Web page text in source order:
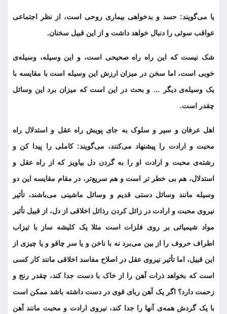
یا می‌گویند: حسد و بدخواهی بیماری روحی است، از نظر اجتماعی
عواقب سوئی را دنبال خواهد داشت و از این قبیل سخنان.
شک نیست که این راه راه صحیحی است، و این وسیله، وسیله‌ی
خوبی است، اما سخن در میزان ارزش این وسیله است با مقایسه با
یک وسیله‌ی دیگر … و بحث در این است که میزان برد این وسائل
چقدر است.
اهل عرفان و سیر و سلوک به جای پویش راه عقل و استدلال راه
محبت و ارادت را پیشنهاد می‌کنند، می‌گویند: کاملی را پیدا کن و
رشته‌ی محبت و ارادت او را به گردن دل بیاویز که از راه عقل و
استدلال، هم بی خطر تر است و هم سریع‌تر، در مقام مقایسه این دو
وسیله مانند وسائل دستی قدیم و وسائل ماشینی می‌باشند، تأثیر
نیروی محبت و ارادت در زائل کردن رذائل اخلاقی از دل، از قبیل تأثیر
مواد شیمیائی بر روی فلزات است مثلا یک کلیشه ساز با تیزاب
اطراف حروف را از بین می‌برد نه با ناخن و یا سر چاقو و یا چیزی از
این قبیل، اما تأثیر نیروی عقل در اصلاح مفاسد اخلاقی مانند کار کسی
است که بخواهد ذرات آهن را از خاک با دست جدا کند، چقدر رنج و
زحمت دارد؟ اگر یک آهن ربای قوی در دست داشته باشد ممکن است
با یک گردش همه‌ی آنها را جدا کند، نیروی ارادت و محبت مانند آهن